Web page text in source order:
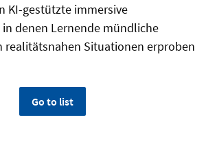
KI-gestützte immersive
denen Lernende mündliche
realitätsnahen Situationen erproben
Go to list